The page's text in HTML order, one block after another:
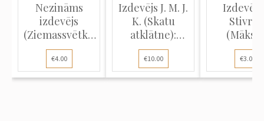
Nezināms
izdevējs
(Ziemassvētku
atklātne): Ba...
€4.00
Izdevējs J. M. J.
K. (Skatu
atklātne):
Kazaņa...
€10.00
Izdevējs
atklātne):
€3.00